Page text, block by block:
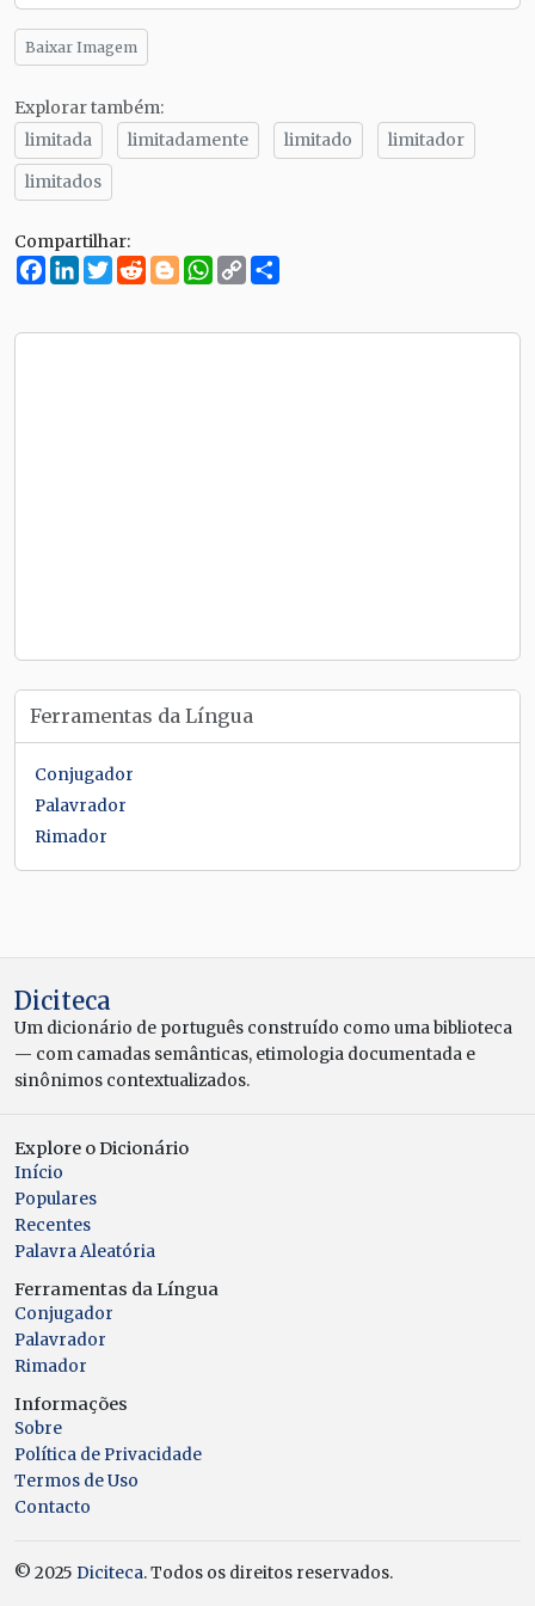
Baixar Imagem
Explorar também:
limitada
limitadamente limitado
limitador
limitados
Compartilhar:
Facebook
LinkedIn
Twitter
RedditBloggerWhatsApp
Copy
Link
Ferramentas da Língua
Conjugador
Palavrador
Rimador
Diciteca
Um dicionário de português construído como uma biblioteca
— com camadas semânticas, etimologia documentada e
sinônimos contextualizados.
Explore o Dicionário
Início
Populares
Recentes
Palavra Aleatória
Ferramentas da Língua
Conjugador
Palavrador
Rimador
Informações
Sobre
Política de Privacidade
Termos de Uso
Contacto
© 2025 Diciteca. Todos os direitos reservados.